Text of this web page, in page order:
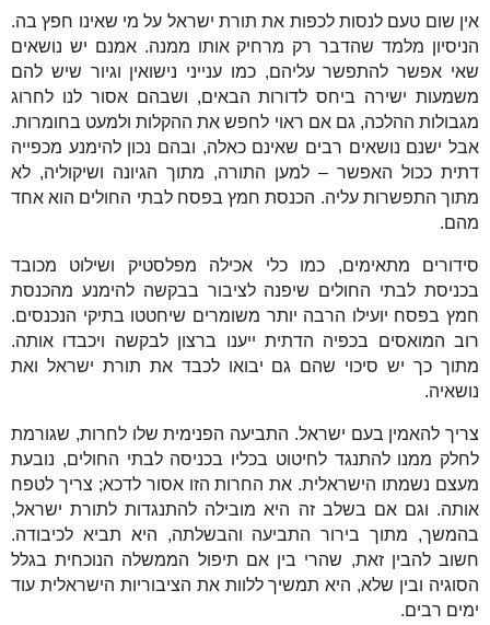
אין שום טעם לנסות לכפות את תורת ישראל על מי שאינו חפץ בה.
הניסיון מלמד שהדבר רק מרחיק אותו ממנה. אמנם יש נושאים
שאי אפשר להתפשר עליהם, כמו ענייני נישואין וגיור שיש להם
משמעות ישירה ביחס לדורות הבאים, ושבהם אסור לנו לחרוג
מגבולות ההלכה, גם אם ראוי לחפש את ההקלות ולמעט בחומרות.
אבל ישנם נושאים רבים שאינם כאלה, ובהם נכון להימנע מכפייה
דתית ככול האפשר – למען התורה, מתוך הגיונה ושיקוליה, לא
מתוך התפשרות עליה. הכנסת חמץ בפסח לבתי החולים הוא אחד
מהם.
סידורים מתאימים, כמו כלי אכילה מפלסטיק ושילוט מכובד
בכניסת לבתי החולים שיפנה לציבור בבקשה להימנע מהכנסת
חמץ בפסח יועילו הרבה יותר משומרים שיחטטו בתיקי הנכנסים.
רוב המואסים בכפיה הדתית ייענו ברצון לבקשה ויכבדו אותה.
מתוך כך יש סיכוי שהם גם יבואו לכבד את תורת ישראל ואת
נושאיה.
צריך להאמין בעם ישראל. התביעה הפנימית שלו לחרות, שגורמת
לחלק ממנו להתנגד לחיטוט בכליו בכניסה לבתי החולים, נובעת
מעצם נשמתו הישראלית. את החרות הזו אסור לדכא; צריך לטפח
אותה. וגם אם בשלב זה היא מובילה להתנגדות לתורת ישראל,
בהמשך, מתוך בירור התביעה והבשלתה, היא תביא לכיבודה.
חשוב להבין זאת, שהרי בין אם תיפול הממשלה הנוכחית בגלל
הסוגיה ובין שלא, היא תמשיך ללוות את הציבוריות הישראלית עוד
ימים רבים.